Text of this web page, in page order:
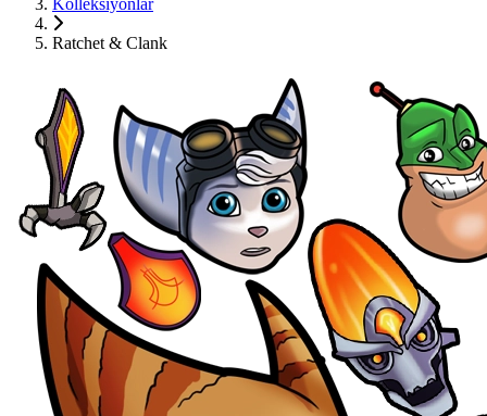
Kolleksiyonlar
Ratchet & Clank